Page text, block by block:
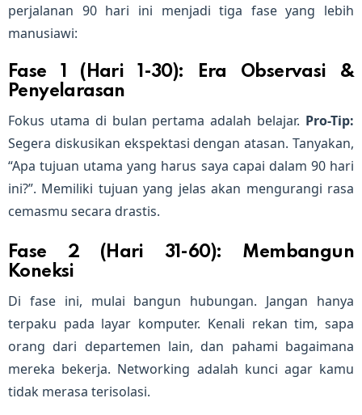
perjalanan 90 hari ini menjadi tiga fase yang lebih
manusiawi:
Fase 1 (Hari 1-30): Era Observasi &
Penyelarasan
Fokus utama di bulan pertama adalah belajar. Pro-Tip:
Segera diskusikan ekspektasi dengan atasan. Tanyakan,
“Apa tujuan utama yang harus saya capai dalam 90 hari
ini?”. Memiliki tujuan yang jelas akan mengurangi rasa
cemasmu secara drastis.
Fase 2 (Hari 31-60): Membangun
Koneksi
Di fase ini, mulai bangun hubungan. Jangan hanya
terpaku pada layar komputer. Kenali rekan tim, sapa
orang dari departemen lain, dan pahami bagaimana
mereka bekerja. Networking adalah kunci agar kamu
tidak merasa terisolasi.